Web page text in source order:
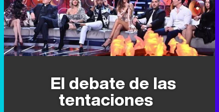
El debate de las
tentaciones